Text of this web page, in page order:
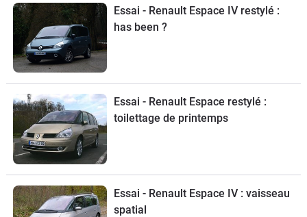
Essai - Renault Espace IV restylé :
has been ?
Essai - Renault Espace restylé :
toilettage de printemps
Essai - Renault Espace IV : vaisseau
spatial